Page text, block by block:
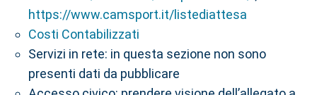
https://www.camsport.it/listediattesa
Costi Contabilizzati
Servizi in rete: in questa sezione non sono
presenti dati da pubblicare